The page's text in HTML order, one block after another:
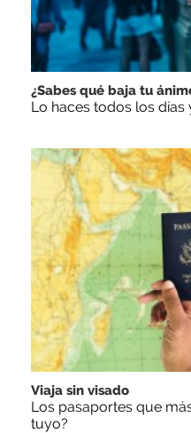
¿Sabes qué baja tu
Lo haces todos los
Viaja sin visado
Los pasaportes que
tuyo?